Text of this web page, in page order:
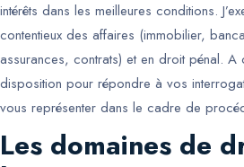
intérêts dans les meilleures conditions.
contentieux des affaires (immobilier,
assurances, contrats) et en droit pénal.
disposition pour répondre à vos
vous représenter dans le cadre de
Les domaines de